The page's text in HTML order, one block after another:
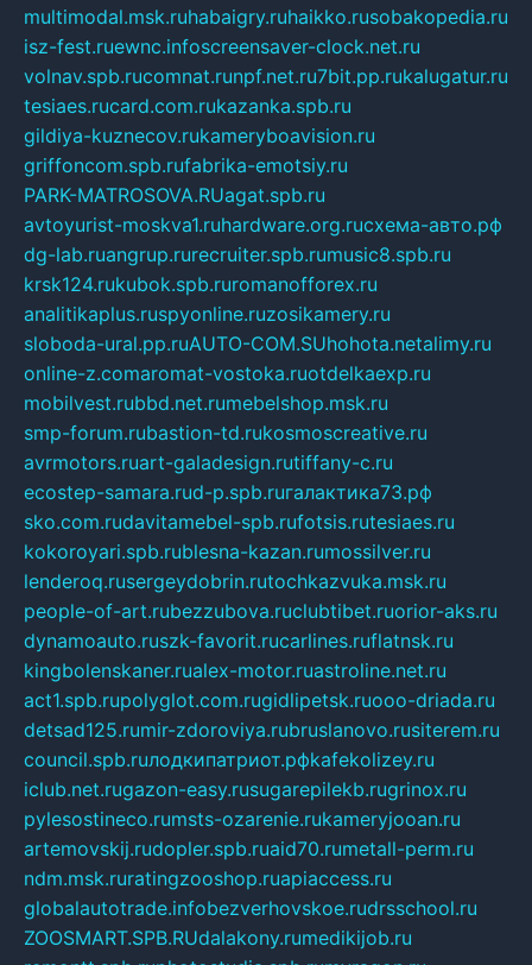
multimodal.msk.ruhabaigry.ruhaikko.rusobakopedia.ru
isz-fest.ruewnc.infoscreensaver-clock.net.ru
volnav.spb.rucomnat.runpf.net.ru7bit.pp.rukalugatur.ru
tesiaes.rucard.com.rukazanka.spb.ru
gildiya-kuznecov.rukameryboavision.ru
griffoncom.spb.rufabrika-emotsiy.ru
PARK-MATROSOVA.RUagat.spb.ru
avtoyurist-moskva1.ruhardware.org.ruсхема-авто.рф
dg-lab.ruangrup.rurecruiter.spb.rumusic8.spb.ru
krsk124.rukubok.spb.ruromanofforex.ru
analitikaplus.ruspyonline.ruzosikamery.ru
sloboda-ural.pp.ruAUTO-COM.SUhohota.netalimy.ru
online-z.comaromat-vostoka.ruotdelkaexp.ru
mobilvest.rubbd.net.rumebelshop.msk.ru
smp-forum.rubastion-td.rukosmoscreative.ru
avrmotors.ruart-galadesign.rutiffany-c.ru
ecostep-samara.rud-p.spb.ruгалактика73.рф
sko.com.rudavitamebel-spb.rufotsis.rutesiaes.ru
kokoroyari.spb.rublesna-kazan.rumossilver.ru
lenderoq.rusergeydobrin.rutochkazvuka.msk.ru
people-of-art.rubezzubova.ruclubtibet.ruorior-aks.ru
dynamoauto.ruszk-favorit.rucarlines.ruflatnsk.ru
kingbolenskaner.rualex-motor.ruastroline.net.ru
act1.spb.rupolyglot.com.rugidlipetsk.ruooo-driada.ru
detsad125.rumir-zdoroviya.rubruslanovo.rusiterem.ru
council.spb.ruлодкипатриот.рфkafekolizey.ru
iclub.net.rugazon-easy.rusugarepilekb.rugrinox.ru
pylesostineco.rumsts-ozarenie.rukameryjooan.ru
artemovskij.rudopler.spb.ruaid70.rumetall-perm.ru
ndm.msk.ruratingzooshop.ruapiaccess.ru
globalautotrade.infobezverhovskoe.rudrsschool.ru
ZOOSMART.SPB.RUdalakony.rumedikijob.ru